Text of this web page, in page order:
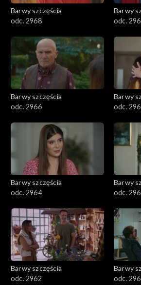
Barwy szczęścia
odc. 2968
Barwy
odc.
Barwy szczęścia
odc. 2966
Barwy
odc.
Barwy szczęścia
odc. 2964
Barwy
odc.
Barwy szczęścia
odc. 2962
Barwy
odc.